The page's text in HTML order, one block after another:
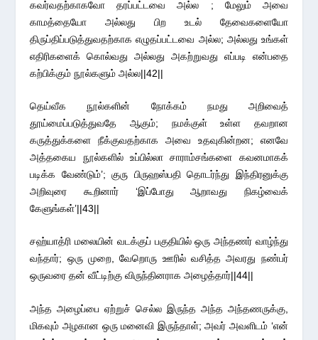
கவர்வதற்காகவோ தரப்பட்டவை அல்ல ; மேலும் அவை
காமத்தையோ அல்லது பிற உடல் தேவைகளையோ
திருப்திப்படுத்துவதற்காக எழுதப்பட்டவை அல்ல; அல்லது உங்கள்
எதிரிகளைக் கொல்வது அல்லது அகற்றுவது எப்படி என்பதை
கற்பிக்கும் நூல்களும் அல்ல||42||
தெய்வீக நூல்களின் நோக்கம் நமது அறிவைத்
தூய்மைப்படுத்துவதே ஆகும்; நமக்குள் உள்ள தவறான
கருத்துக்களை நீக்குவதற்காக அவை உதவுகின்றன; எனவே
அத்தகைய நூல்களில் உப்பில்லா சாராம்சங்களை கவனமாகக்
படிக்க வேண்டும்’; குரு பிருஹஸ்பதி தொடர்ந்து இந்திரனுக்கு
அறிவுரை கூறினார் ‘இப்போது ஆறாவது நிகழ்வைக்
கேளுங்கள்’||43||
சஹ்யாத்ரி மலையின் வடக்குப் பகுதியில் ஒரு அந்தணர் வாழ்ந்து
வந்தார்; ஒரு முறை, வேறொரு ஊரில் வசித்த அவரது நண்பர்
ஒருவரை தன் வீட்டிற்கு விருந்தினராக அழைத்தார்||44||
அந்த அழைப்பை ஏற்றுச் செல்ல இருந்த அந்த அந்தணருக்கு,
மிகவும் அழகான ஒரு மனைவி இருந்தாள்; அவர் அவளிடம் ‘என்